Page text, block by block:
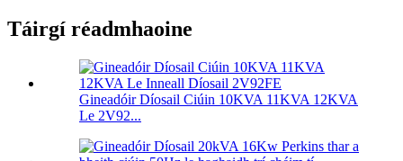
Táirgí réadmhaoine
Gineadóir Díosail Ciúin 10KVA 11KVA 12KVA
Le 2V92...